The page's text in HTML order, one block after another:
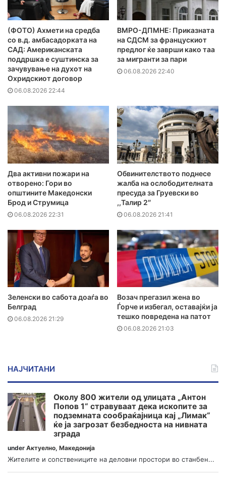
(ФОТО) Ахмети на средба
со в.д. амбасадорката на
САД: Американската
поддршка е суштинска за
зачувување на духот на
Охридскиот договор
06.08.2026 22:44
ВМРО-ДПМНЕ: Приказната
на СДСМ за францускиот
предлог ќе заврши како таа
за мигранти за пари
06.08.2026 22:40
Два активни пожари на
отворено: Гори во
општините Македонски
Брод и Струмица
06.08.2026 22:31
Обвинителството поднесе
жалба на ослободителната
пресуда за Груевски во
,,Талир 2″
06.08.2026 21:41
Зеленски во сабота доаѓа во
Белград
06.08.2026 21:29
Возач прегазил жена во
Ѓорче и избегал, оставајќи ја
тешко повредена на патот
06.08.2026 21:03
НАЈЧИТАНИ
Околу 800 жители од улицата „Антон
Попов 1“ стравуваат дека ископите за
подземната сообраќајница кај „Лимак“
ќе ја загрозат безбедноста на нивната
зграда
under Актуелно, Македонија
Жителите и сопствениците на деловни простори во станбен...